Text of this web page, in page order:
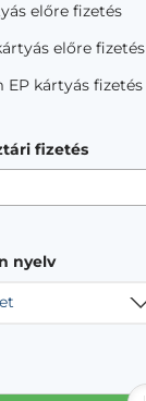
előre fizetés
előre fizetés
EP kártyás fizetés
fizetés
nyelv